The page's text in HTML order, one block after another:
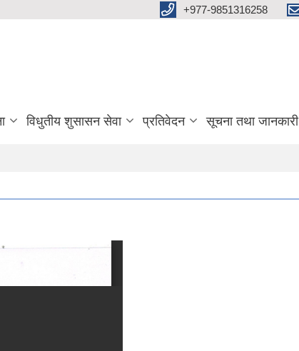
+977-9851316258
विधुतीय शुसासन सेवा प्रतिवेदन सूचना तथा जानकारी